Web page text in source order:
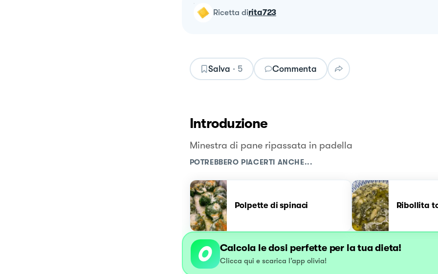
ricetta dirita723
Salva · 5 Commenta
Introduzione
Minestra di pane ripassata in padella
POTREBBERO PIACERTI ANCHE...
Polpette di spinaci Ribollita
Calcola le dosi perfette per la tua dieta!
Clicca qui e scarica l’app olivia!